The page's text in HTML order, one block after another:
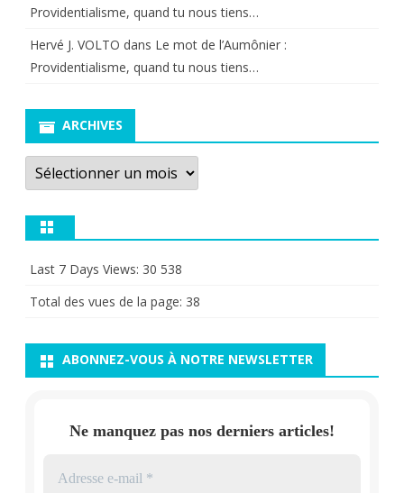
Providentialisme, quand tu nous tiens…
Hervé J. VOLTO dans Le mot de l’Aumônier :
Providentialisme, quand tu nous tiens…
ARCHIVES
Archives
Last 7 Days Views: 30 538
Total des vues de la page: 38
ABONNEZ-VOUS À NOTRE NEWSLETTER
Ne manquez pas nos derniers articles!